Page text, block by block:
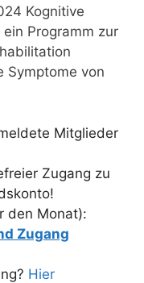
Kognitive
Programm zur
Symptome von
Mitglieder
Zugang zu
den Monat):
Zugang
Hier